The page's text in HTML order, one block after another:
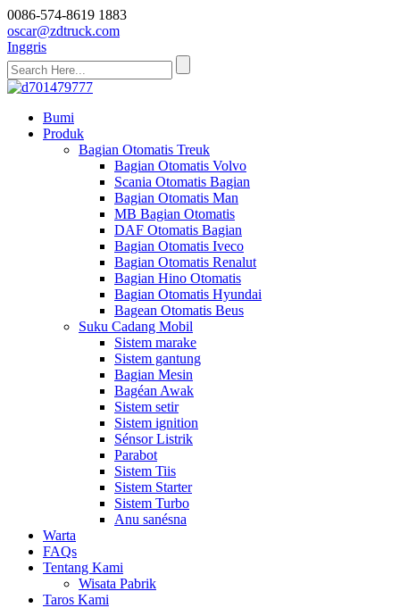
0086-574-8619 1883
oscar@zdtruck.com
Inggris
Bumi
Produk
Bagian Otomatis Treuk
Bagian Otomatis Volvo
Scania Otomatis Bagian
Bagian Otomatis Man
MB Bagian Otomatis
DAF Otomatis Bagian
Bagian Otomatis Iveco
Bagian Otomatis Renalut
Bagian Hino Otomatis
Bagian Otomatis Hyundai
Bagean Otomatis Beus
Suku Cadang Mobil
Sistem marake
Sistem gantung
Bagian Mesin
Bagéan Awak
Sistem setir
Sistem ignition
Sénsor Listrik
Parabot
Sistem Tiis
Sistem Starter
Sistem Turbo
Anu sanésna
Warta
FAQs
Tentang Kami
Wisata Pabrik
Taros Kami